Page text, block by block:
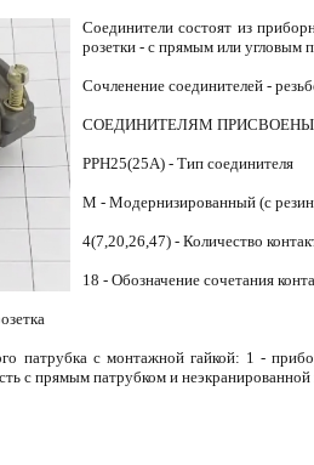
Соединители состоят из
розетки - с прямым или угловым
Сочленение соединителей -
СОЕДИНИТЕЛЯМ
РРН25(25А) - Тип соединителя
М - Модернизированный (с
4(7,20,26,47) - Количество
18 - Обозначение сочетания
патрубка с монтажной гайкой: 1 -
с прямым патрубком и